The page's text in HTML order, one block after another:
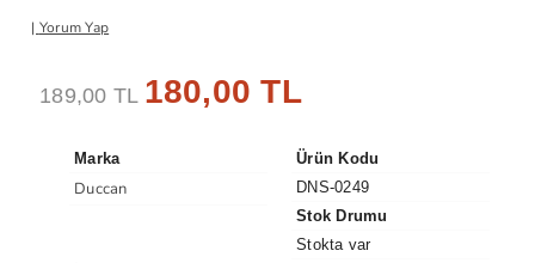
Yorum Yap
189,00 TL 180,00 TL
Marka
Duccan
Ürün Kodu
DNS-0249
Stok Drumu
Stokta var